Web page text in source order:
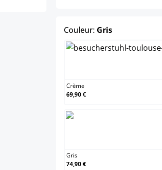
Couleur: Grisselect
Crème
69,90 €
Gris
74,90 €